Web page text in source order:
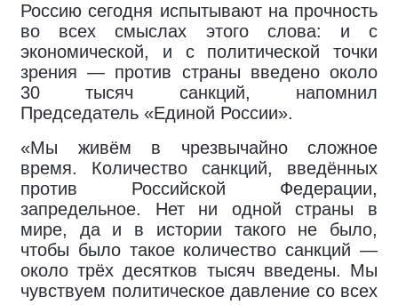
Россию сегодня испытывают на прочность
во всех смыслах этого слова: и с
экономической, и с политической точки
зрения — против страны введено около
30 тысяч санкций, напомнил
Председатель «Единой России».
«Мы живём в чрезвычайно сложное
время. Количество санкций, введённых
против Российской Федерации,
запредельное. Нет ни одной страны в
мире, да и в истории такого не было,
чтобы было такое количество санкций —
около трёх десятков тысяч введены. Мы
чувствуем политическое давление со всех